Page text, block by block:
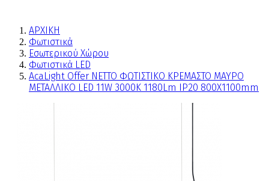
ΑΡΧΙΚΗ
Φωτιστικά
Εσωτερικού Χώρου
Φωτιστικά LED
AcaLight Offer NETTO ΦΩΤΙΣΤΙΚΟ ΚΡΕΜΑΣΤΟ ΜΑΥΡΟ
ΜΕΤΑΛΛΙΚΟ LED 11W 3000K 1180Lm IP20 800Χ1100mm